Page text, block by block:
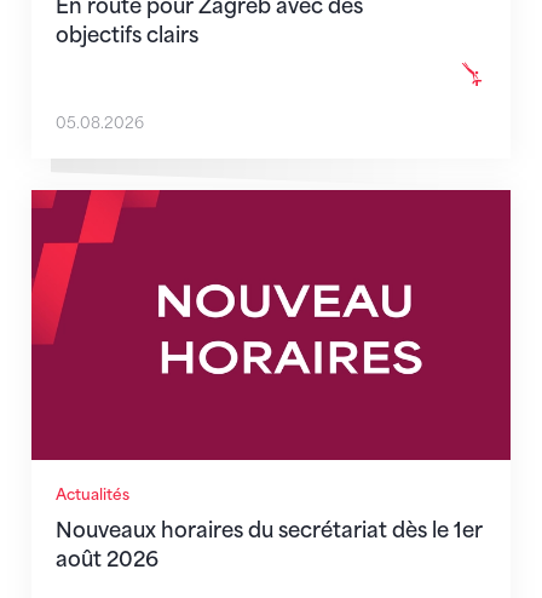
En route pour Zagreb avec des
objectifs clairs
05.08.2026
Actualités
Nouveaux horaires du secrétariat dès le 1er
août 2026
Nouveaux horaires du secrétariat dès le 1er août